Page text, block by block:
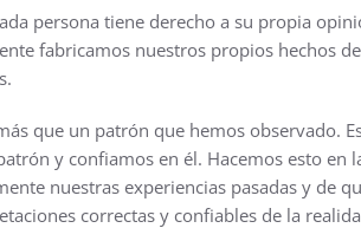
persona tiene derecho a su propia
fabricamos nuestros propios hechos
que un patrón que hemos observado.
y confiamos en él. Hacemos esto en
nuestras experiencias pasadas y de
correctas y confiables de la